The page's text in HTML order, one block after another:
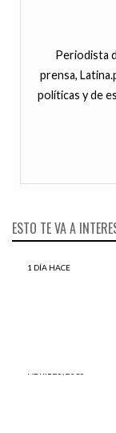
Periodista
prensa,
políticas y de
ESTO TE VA A
1 DÍA HACE